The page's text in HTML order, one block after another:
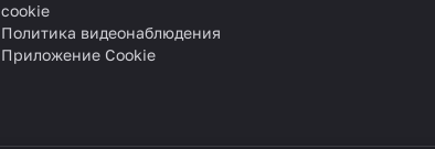
cookie
Политика видеонаблюдения
Приложение Cookie